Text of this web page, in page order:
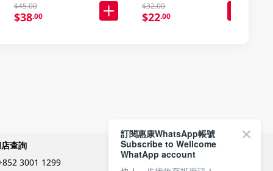
$45.00
$38.00
$32.00
$22.00
查詢
3001 1299
付款方式
訂閱惠康WhatsApp帳號
Subscribe to Wellcome
WhatApp account